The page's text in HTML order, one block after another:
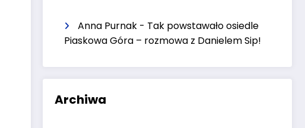
Anna Purnak - Tak powstawało osiedle
Piaskowa Góra – rozmowa z Danielem Sip!
Archiwa